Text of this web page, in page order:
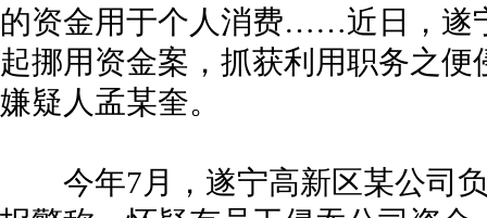
的资金用于个人消费……近日，遂
起挪用资金案，抓获利用职务之
嫌疑人孟某奎。
今年7月，遂宁高新区某公司负